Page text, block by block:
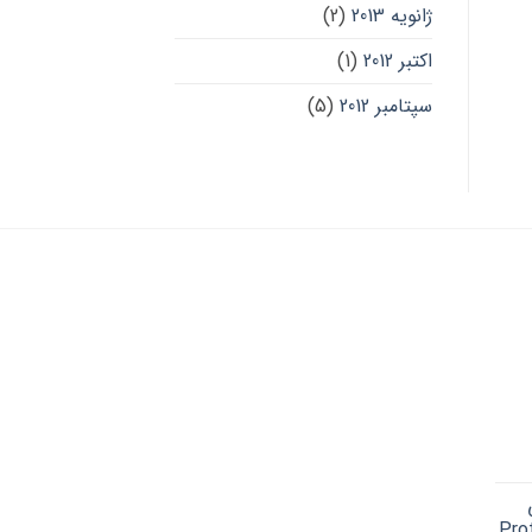
ژانویه 2013
(2)
اکتبر 2012
(1)
سپتامبر 2012
(5)